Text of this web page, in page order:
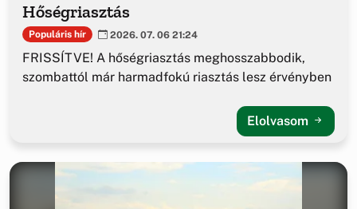
Hőségriasztás
Populáris hír 2026. 07. 06 21:24
FRISSÍTVE! A hőségriasztás meghosszabbodik,
szombattól már harmadfokú riasztás lesz érvényben
Elolvasom